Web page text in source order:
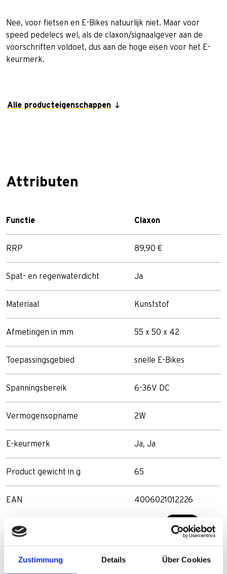
Zustimmung Details Über Cookies
Nee, voor fietsen en E-Bikes natuurlijk niet. Maar voor
speed pedelecs wel, als de claxon/signaalgever aan de
voorschriften voldoet, dus aan de hoge eisen voor het E-
keurmerk.
Alle producteigenschappen
Attributen
Functie Claxon
RRP 89,90 €
Spat- en regenwaterdicht Ja
Materiaal Kunststof
Afmetingen in mm 55 x 50 x 42
Toepassingsgebied snelle E-Bikes
Spanningsbereik 6-36V DC
Vermogensopname 2W
E-keurmerk Ja, Ja
Product gewicht in g 65
EAN 4006021012226